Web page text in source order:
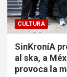
CULTURA
SinKroníA
al ska, a
provoca la